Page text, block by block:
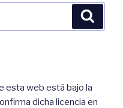
esta web está bajo la
dicha licencia en